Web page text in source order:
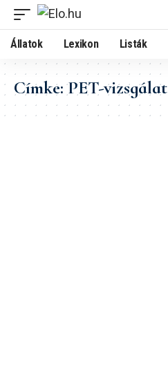
Állatok Lexikon Listák
Címke:PET-vizsgálat